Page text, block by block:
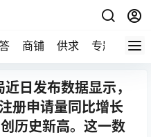
商铺 供求 专题 导航
日发布数据显示，
册申请量同比增长
历史新高。这一数